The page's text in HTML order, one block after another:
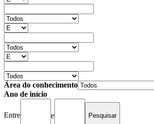
Área do conhecimento
Ano de início
Entre e